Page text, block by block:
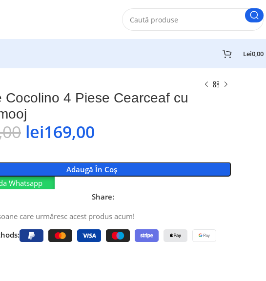
Lei0,00
Cocolino 4 Piese Cearceaf cu
lei169,00
Adaugă În Coș
Whatsapp
Share:
care urmăresc acest produs acum!